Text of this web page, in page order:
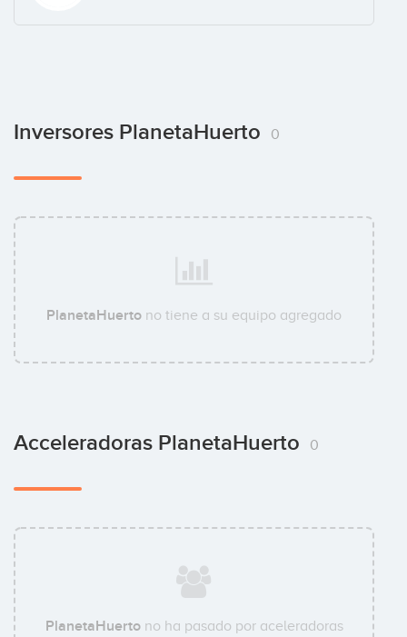
Inversores PlanetaHuerto 0
PlanetaHuerto no tiene a su equipo agregado
Acceleradoras PlanetaHuerto 0
PlanetaHuertono ha pasado por aceleradoras